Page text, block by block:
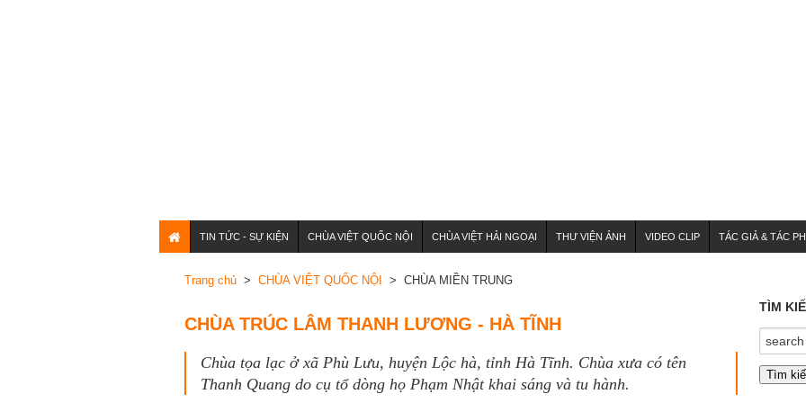
TIN TỨC - SỰ KIỆN CHÙA VIỆT QUỐC NỘI CHÙA VIỆT HẢI NGOẠI THƯ VIỆN ẢNH VIDEO CLIP TÁC GIẢ & TÁC
Trang chủ> CHÙA VIỆT QUỐC NỘI > CHÙA MIỀN TRUNG
CHÙA TRÚC LÂM THANH LƯƠNG - HÀ TĨNH
Chùa tọa lạc ở xã Phù Lưu, huyện Lộc hà, tỉnh Hà Tĩnh. Chùa xưa có tên
Thanh Quang do cụ tổ dòng họ Phạm Nhật khai sáng và tu hành.
TÌM